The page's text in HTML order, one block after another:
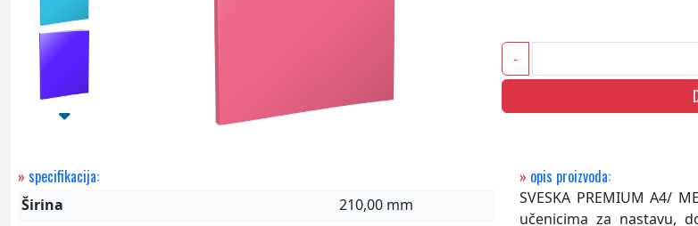
-
» specifikacija:
Širina
210,00 mm
» opis proizvoda:
SVESKA PREMIUM A4/
učenicima za nastavu,